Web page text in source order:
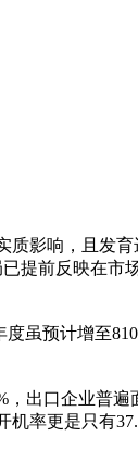
影响，且发
提前反映在市
虽预计增至
出口企业普
率更是只有